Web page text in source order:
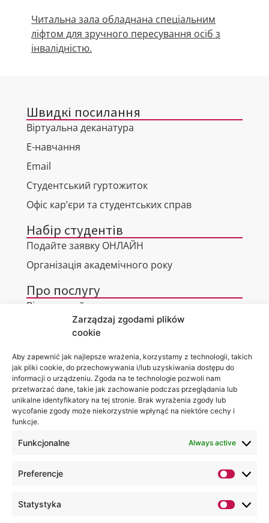
Zarządzaj zgodami plików
cookie
Aby zapewnić jak najlepsze wrażenia, korzystamy z technologii, takich
jak pliki cookie, do przechowywania i/lub uzyskiwania dostępu do
informacji o urządzeniu. Zgoda na te technologie pozwoli nam
przetwarzać dane, takie jak zachowanie podczas przeglądania lub
unikalne identyfikatory na tej stronie. Brak wyrażenia zgody lub
wycofanie zgody może niekorzystnie wpłynąć na niektóre cechy i
funkcje.
Funkcjonalne Always active
Preferencje
Statystyka
Читальна зала обладнана спеціальним
ліфтом для зручного пересування осіб з
інвалідністю.
Швидкі посилання
Віртуальна деканатура
Е-навчання
Email
Студентський гуртожиток
Офіс кар’єри та студентських справ
Набір студентів
Подайте заявку ОНЛАЙН
Організація академічного року
Про послугу
Віртуальний тур
Місцезнаходження
Академії
WSEI
вул.
Ви можете
знайти нас
за: